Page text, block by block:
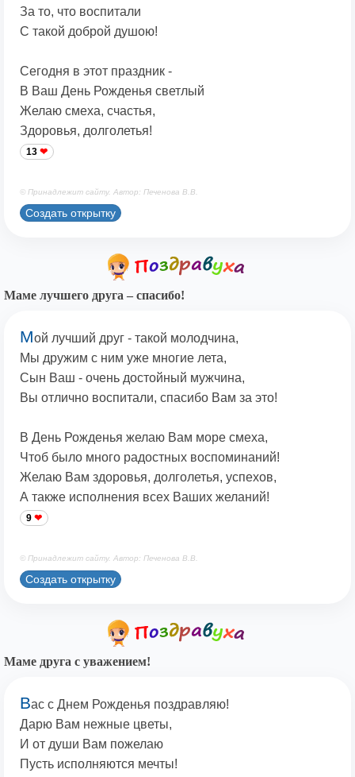
За то, что воспитали
С такой доброй душою!
Сегодня в этот праздник -
В Ваш День Рожденья светлый
Желаю смеха, счастья,
Здоровья, долголетья!
13
© Принадлежит сайту. Автор: Печенова В.В.
Создать открытку
Маме лучшего друга – спасибо!
Мой лучший друг - такой молодчина,
Мы дружим с ним уже многие лета,
Сын Ваш - очень достойный мужчина,
Вы отлично воспитали, спасибо Вам за это!
В День Рожденья желаю Вам море смеха,
Чтоб было много радостных воспоминаний!
Желаю Вам здоровья, долголетья, успехов,
А также исполнения всех Ваших желаний!
9
© Принадлежит сайту. Автор: Печенова В.В.
Создать открытку
Маме друга с уважением!
Вас с Днем Рожденья поздравляю!
Дарю Вам нежные цветы,
И от души Вам пожелаю
Пусть исполняются мечты!